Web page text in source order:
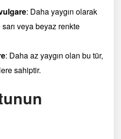
: Daha yaygın olarak
veya beyaz renkte
: Daha az yaygın olan bu tür,
sahiptir.